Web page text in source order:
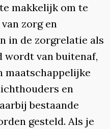
makkelijk om te
zorg en
in de zorgrelatie als
wordt van buitenaf,
maatschappelijke
en
bestaande
gesteld. Als je